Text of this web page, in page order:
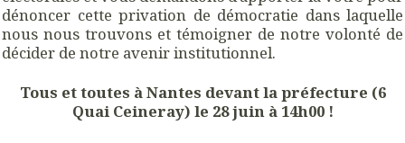
dénoncer cette privation de démocratie dans laquelle
nous nous trouvons et témoigner de notre volonté de
décider de notre avenir institutionnel.
Tous et toutes à Nantes devant la préfecture (6
Quai Ceineray) le 28 juin à 14h00 !